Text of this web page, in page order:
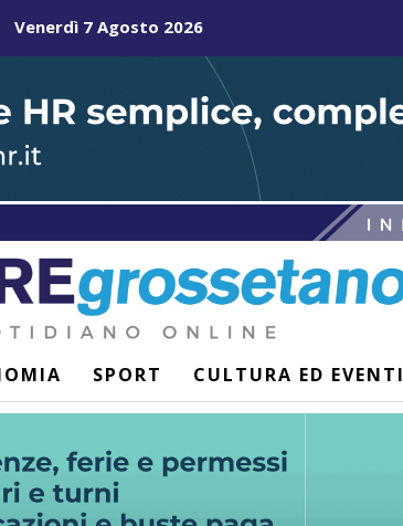
Venerdì 7 Agosto 2026
SPORT CULTURA ED EVENTI